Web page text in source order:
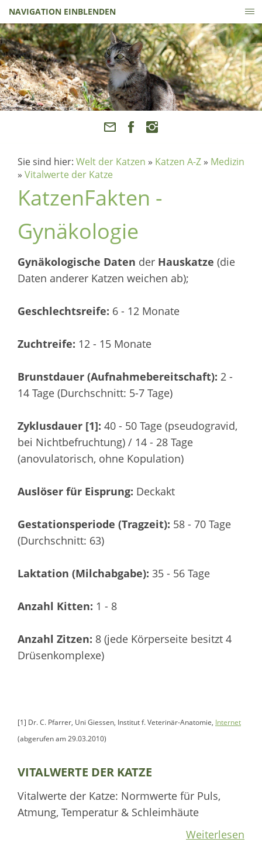
NAVIGATION EINBLENDEN
Sie sind hier: Welt der Katzen » Katzen A-Z » Medizin
» Vitalwerte der Katze
KatzenFakten -
Gynäkologie
Gynäkologische Daten der Hauskatze (die
Daten anderer Katzen weichen ab);
Geschlechtsreife: 6 - 12 Monate
Zuchtreife: 12 - 15 Monate
Brunstdauer (Aufnahmebereitschaft): 2 -
14 Tage (Durchschnitt: 5-7 Tage)
Zyklusdauer [1]: 40 - 50 Tage (pseudogravid,
bei Nichtbefruchtung) / 14 - 28 Tage
(anovulatorisch, ohne Kopulation)
Auslöser für Eisprung: Deckakt
Gestationsperiode (Tragzeit): 58 - 70 Tage
(Durchschnitt: 63)
Laktation (Milchabgabe): 35 - 56 Tage
Anzahl Kitten: 1 - 8
Anzahl Zitzen: 8 (jede Körperseite besitzt 4
Drüsenkomplexe)
[1] Dr. C. Pfarrer, Uni Giessen, Institut f. Veterinär-Anatomie, Internet
(abgerufen am 29.03.2010)
VITALWERTE DER KATZE
Vitalwerte der Katze: Normwerte für Puls,
Atmung, Temperatur & Schleimhäute
Weiterlesen